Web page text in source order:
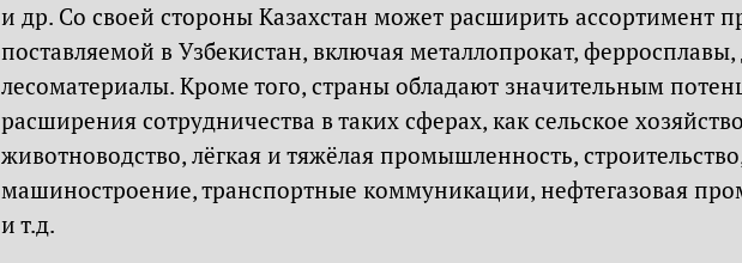
и др. Со своей стороны Казахстан может расширить ассортимент
поставляемой в Узбекистан, включая металлопрокат, ферросплавы,
лесоматериалы. Кроме того, страны обладают значительным
расширения сотрудничества в таких сферах, как сельское
животноводство, лёгкая и тяжёлая промышленность,
машиностроение, транспортные коммуникации, нефтегазовая
и т.д.